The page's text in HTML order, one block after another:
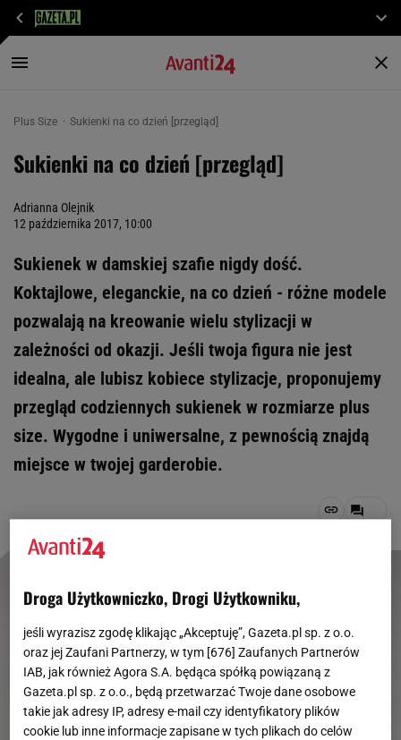
Plus Size Sukienki na co dzień [przegląd]
Sukienki na co dzień [przegląd]
Adrianna Olejnik
12 października 2017, 10:00
Sukienek w damskiej szafie nigdy dość.
Koktajlowe, eleganckie, na co dzień - różne modele
pozwalają na kreowanie wielu stylizacji w
zależności od okazji. Jeśli twoja figura nie jest
idealna, ale lubisz kobiece stylizacje, proponujemy
przegląd codziennych sukienek w rozmiarze plus
size. Wygodne i uniwersalne, z pewnością znajdą
miejsce w twojej garderobie.
Droga Użytkowniczko, Drogi Użytkowniku,
jeśli wyrazisz zgodę klikając „Akceptuję”, Gazeta.pl sp. z o.o.
oraz jej Zaufani Partnerzy, w tym [ 676 ] Zaufanych Partnerów
IAB, jak również Agora S.A. będąca spółką powiązaną z
Gazeta.pl sp. z o.o., będą przetwarzać Twoje dane osobowe
takie jak adresy IP, adresy e-mail czy identyfikatory plików
cookie lub inne informacje zapisane w tych plikach do celów